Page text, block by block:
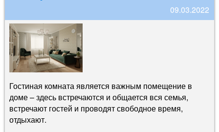
09.03.2022
Гостиная комната является важным помещение в
доме – здесь встречаются и общается вся семья,
встречают гостей и проводят свободное время,
отдыхают.